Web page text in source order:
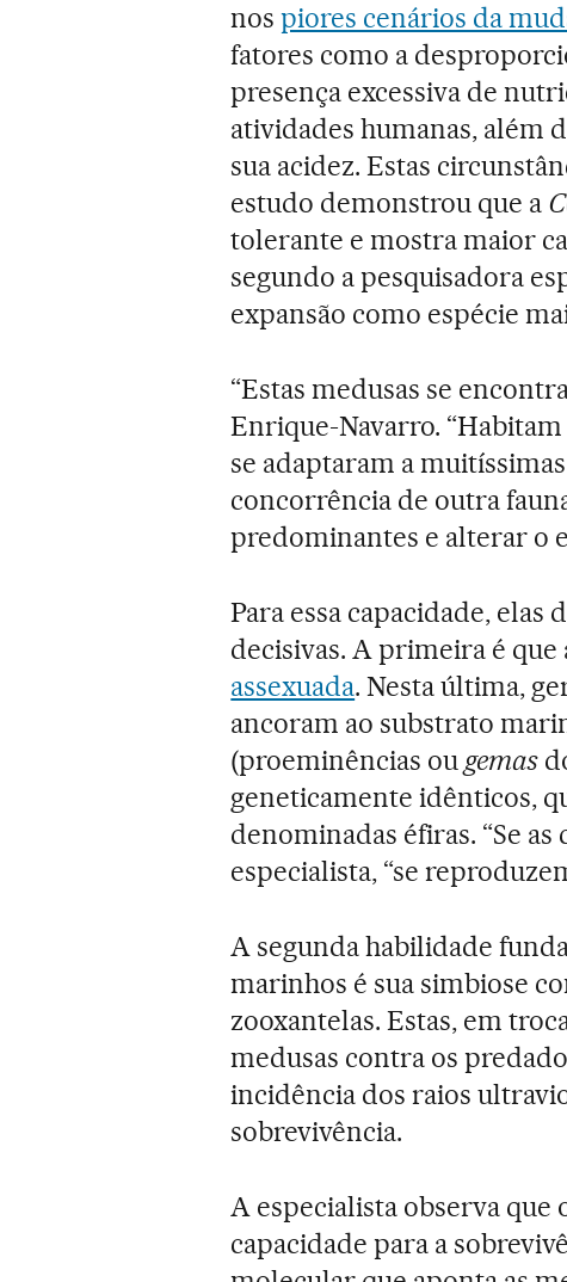
nospiores cenários da
fatores como a
presença excessiva de
atividades humanas, além
sua acidez. Estas
estudo demonstrou que a
tolerante e mostra maior
segundo a pesquisadora
expansão como espécie
“Estas medusas se
Enrique-Navarro.
se adaptaram a
concorrência de outra
predominantes e alterar o
Para essa capacidade, elas
decisivas. A primeira é
assexuada. Nesta última,
ancoram ao substrato
(proeminências ougemas
geneticamente idênticos,
denominadas éfiras. “Se
especialista, “se
A segunda habilidade
marinhos é sua simbiose
zooxantelas. Estas, em
medusas contra os
incidência dos raios
sobrevivência.
A especialista observa
capacidade para a